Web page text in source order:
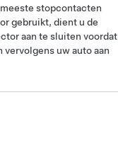
stopcontacten
gebruikt, dient u de
aan te sluiten voordat
uw auto aan